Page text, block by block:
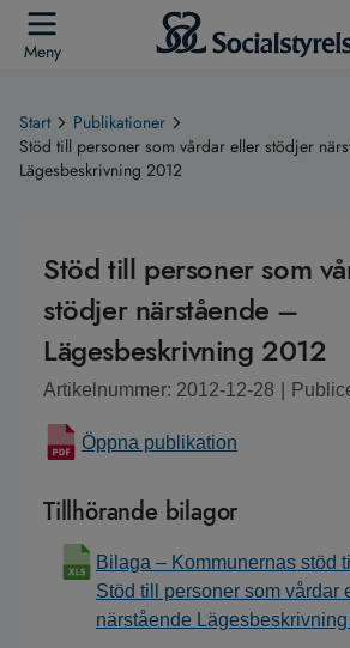
Meny
Start
Publikationer
Stöd till personer som vårdar eller stödjer
Lägesbeskrivning 2012
Stöd till personer som
stödjer närstående –
Lägesbeskrivning 2012
Artikelnummer: 2012-12-28
Öppna publikation
Tillhörande bilagor
Bilaga – Kommunernas stöd
Stöd till personer som vårdar
närstående